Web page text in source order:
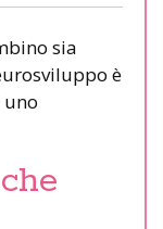
sia
è